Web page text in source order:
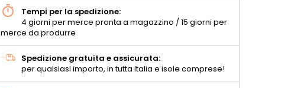
Tempi per la spedizione:
4 giorni per merce pronta a magazzino / 15 giorni per
merce da produrre
Spedizione gratuita e assicurata:
per qualsiasi importo, in tutta Italia e isole comprese!